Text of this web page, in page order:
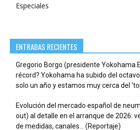
Especiales
ENTRADAS RECIENTES
Gregorio Borgo (presidente Yokohama
récord? Yokohama ha subido del
solo un año y estamos muy cerca del
Evolución del mercado español de
out) al detalle en el arranque de 2026:
de medidas, canales… (Reportaje)